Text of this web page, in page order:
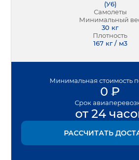
(У6)
Самолеты
Минимальный
30 кг
Плотность
167 кг / м3
Минимальная стоимость
0 ₽
Срок
от 24
РАССЧИТАТЬ